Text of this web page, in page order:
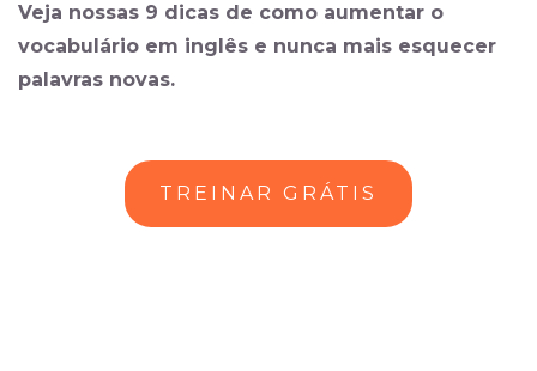
Veja nossas 9 dicas de como aumentar o
vocabulário em inglês e nunca mais esquecer
palavras novas.
TREINAR GRÁTIS